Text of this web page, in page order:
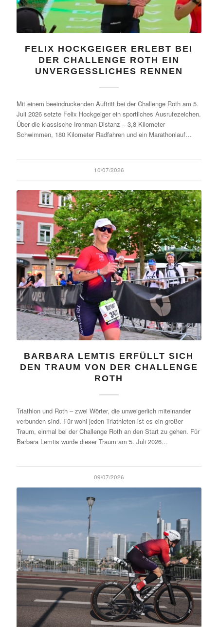
FELIX HOCKGEIGER ERLEBT BEI
DER CHALLENGE ROTH EIN
UNVERGESSLICHES RENNEN
Mit einem beeindruckenden Auftritt bei der Challenge Roth am 5.
Juli 2026 setzte Felix Hockgeiger ein sportliches Ausrufezeichen.
Über die klassische Ironman-Distanz – 3,8 Kilometer
Schwimmen, 180 Kilometer Radfahren und ein Marathonlauf…
10/07/2026
BARBARA LEMTIS ERFÜLLT SICH
DEN TRAUM VON DER CHALLENGE
ROTH
Triathlon und Roth – zwei Wörter, die unweigerlich miteinander
verbunden sind. Für wohl jeden Triathleten ist es ein großer
Traum, einmal bei der Challenge Roth an den Start zu gehen. Für
Barbara Lemtis wurde dieser Traum am 5. Juli 2026…
09/07/2026